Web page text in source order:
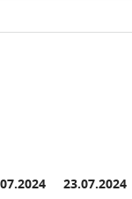
23.07.2024